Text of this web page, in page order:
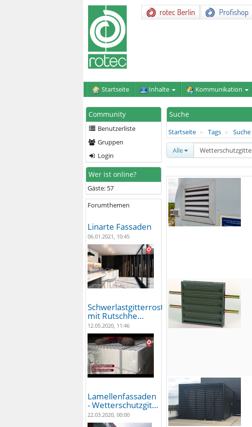
Startseite Inhalte Kommunikation
Community
Benutzerliste
Gruppen
Login
Wer ist online?
Gäste: 57
Forumthemen
Linarte Fassaden
06.01.2021, 10:45
Schwerlastgitterroste
mit Rutschhe…
12.05.2020, 11:46
Lamellenfassaden
- Wetterschutzgit…
22.03.2020, 00:00
Suche
Startseite Tags Suche
Alle